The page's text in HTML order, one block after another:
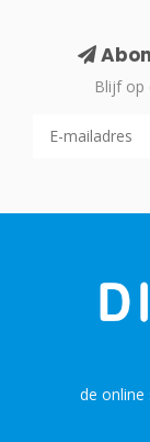
Blijf op
de online